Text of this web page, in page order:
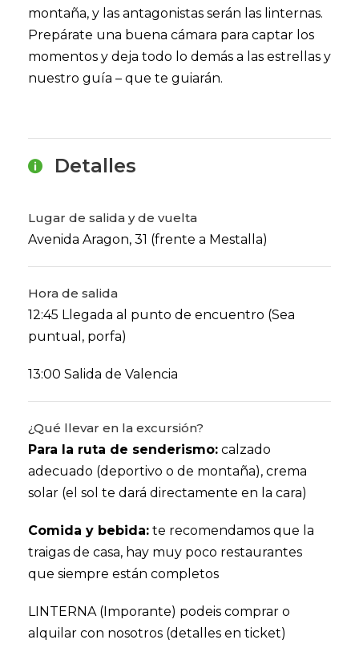
montaña, y las antagonistas serán las linternas.
Prepárate una buena cámara para captar los
momentos y deja todo lo demás a las estrellas y
nuestro guía – que te guiarán.
Detalles
Lugar de salida y de vuelta
Avenida Aragon, 31 (frente a Mestalla)
Hora de salida
12:45 Llegada al punto de encuentro (Sea
puntual, porfa)
13:00 Salida de Valencia
¿Qué llevar en la excursión?
Para la ruta de senderismo: calzado
adecuado (deportivo o de montaña), crema
solar (el sol te dará directamente en la cara)
Comida y bebida: te recomendamos que la
traigas de casa, hay muy poco restaurantes
que siempre están completos
LINTERNA (Imporante) podeis comprar o
alquilar con nosotros (detalles en ticket)